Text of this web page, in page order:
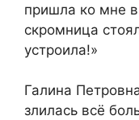
пришла ко мне
скромница
устроила!»
Галина
злилась всё